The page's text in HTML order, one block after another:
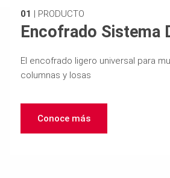
01 | PRODUCTO
Encofrado Sistema
El encofrado ligero universal para
columnas y losas
Conoce más